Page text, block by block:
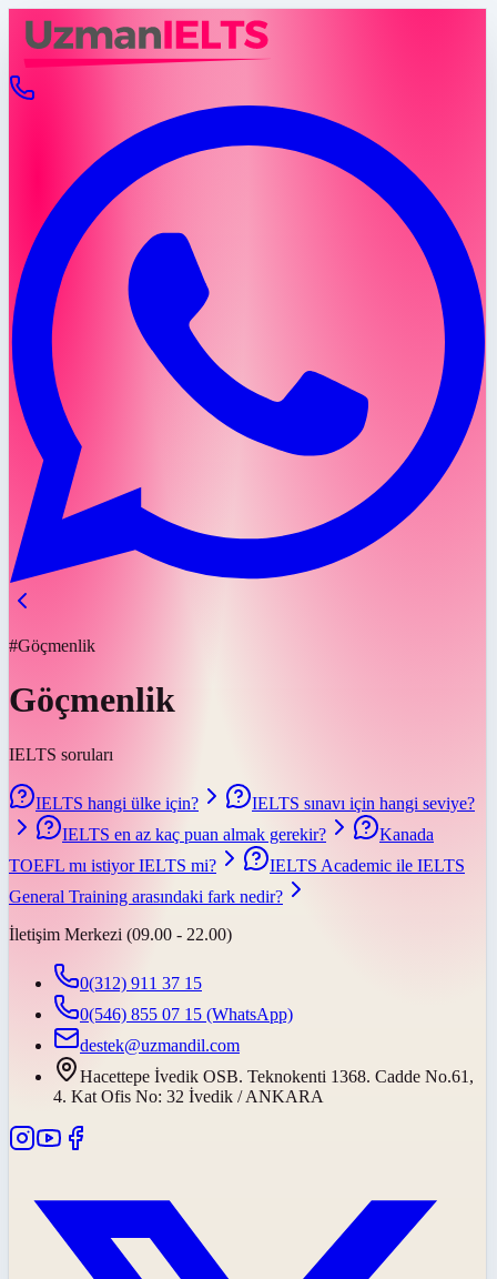
#Göçmenlik
Göçmenlik
IELTS soruları
IELTS hangi ülke için?
IELTS sınavı için hangi seviye?
IELTS en az kaç puan almak gerekir?
Kanada
TOEFL mı istiyor IELTS mi?
IELTS Academic ile IELTS
General Training arasındaki fark nedir?
İletişim Merkezi (09.00 - 22.00)
0(312) 911 37 15
0(546) 855 07 15 (WhatsApp)
destek@uzmandil.com
Hacettepe İvedik OSB. Teknokenti 1368. Cadde No.61,
4. Kat Ofis No: 32 İvedik / ANKARA